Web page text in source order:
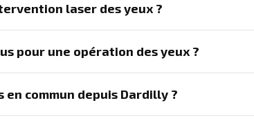
laser des yeux ?
pour une opération des yeux ?
commun depuis Dardilly ?